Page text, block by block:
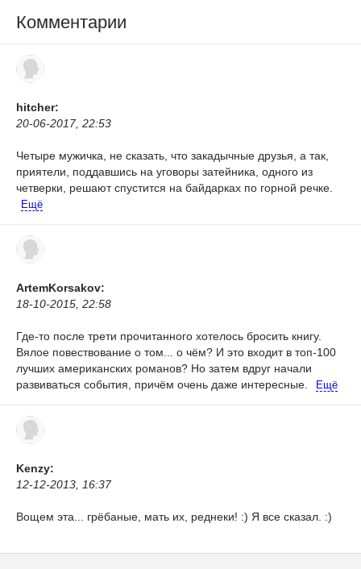
Комментарии
hitcher:
20-06-2017, 22:53
Четыре мужичка, не сказать, что закадычные друзья, а так,
приятели, поддавшись на уговоры затейника, одного из
четверки, решают спустится на байдарках по горной речке.
Ещё
ArtemKorsakov:
18-10-2015, 22:58
Где-то после трети прочитанного хотелось бросить книгу.
Вялое повествование о том... о чём? И это входит в топ-100
лучших американских романов? Но затем вдруг начали
развиваться события, причём очень даже интересные.
Ещё
Kenzy:
12-12-2013, 16:37
Вощем эта... грёбаные, мать их, реднеки! :) Я все сказал. :)